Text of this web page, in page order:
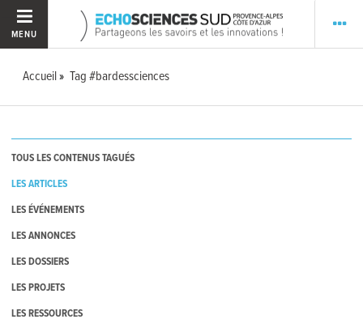
MENU
Accueil Tag #bardessciences
TOUS LES CONTENUS TAGUÉS
LES ARTICLES
LES ÉVÉNEMENTS
LES ANNONCES
LES DOSSIERS
LES PROJETS
LES RESSOURCES